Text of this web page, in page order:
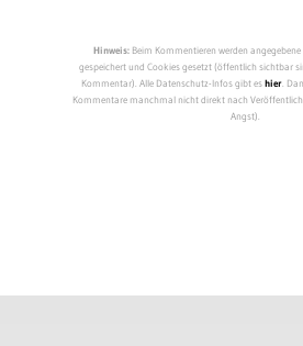
Hinweis:Beim Kommentieren werden angegebene
gespeichert und Cookies gesetzt (öffentlich sichtbar
Kommentar). Alle Datenschutz-Infos gibt eshier.
Kommentare manchmal nicht direkt nach
Angst).